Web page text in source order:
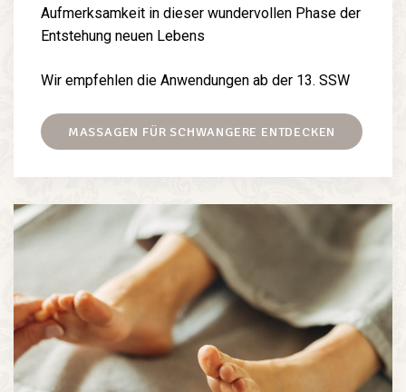
Aufmerksamkeit in dieser wundervollen Phase der
Entstehung neuen Lebens
Wir empfehlen die Anwendungen ab der 13. SSW
MASSAGEN FÜR SCHWANGERE ENTDECKEN